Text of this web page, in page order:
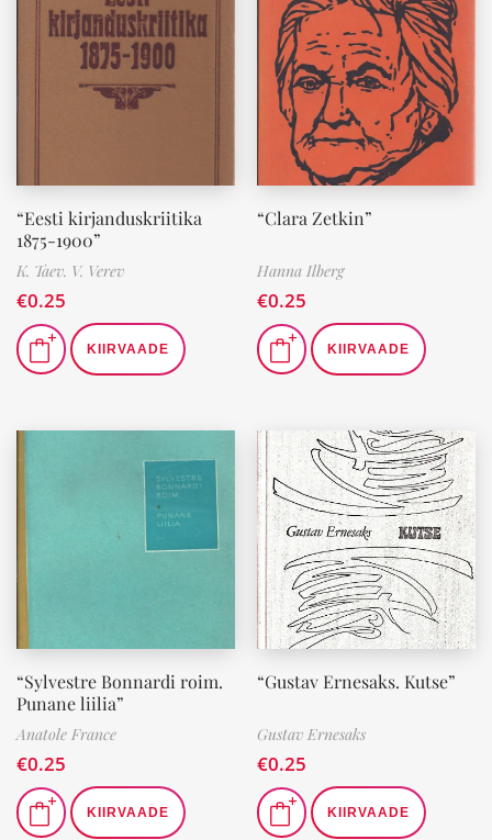
“Eesti kirjanduskriitika
1875-1900”
K. Taev. V. Verev
€0.25
KIIRVAADE
“Clara Zetkin”
Hanna Ilberg
€0.25
KIIRVAADE
“Sylvestre Bonnardi roim.
Punane liilia”
Anatole France
€0.25
KIIRVAADE
“Gustav Ernesaks. Kutse”
Gustav Ernesaks
€0.25
KIIRVAADE